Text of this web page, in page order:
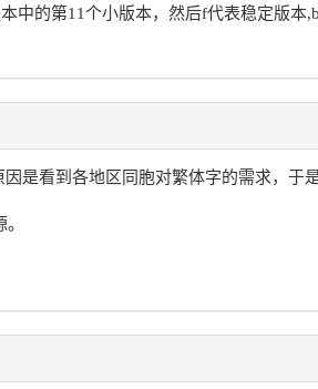
中的第11个小版本，然后f代表稳定版本
因是看到各地区同胞对繁体字的需求，于